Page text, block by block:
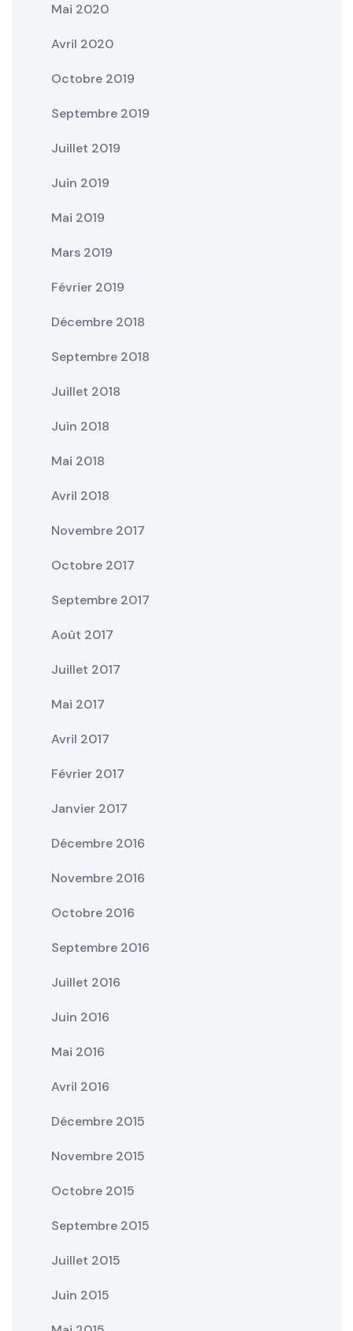
Mai 2020
Avril 2020
Octobre 2019
Septembre 2019
Juillet 2019
Juin 2019
Mai 2019
Mars 2019
Février 2019
Décembre 2018
Septembre 2018
Juillet 2018
Juin 2018
Mai 2018
Avril 2018
Novembre 2017
Octobre 2017
Septembre 2017
Août 2017
Juillet 2017
Mai 2017
Avril 2017
Février 2017
Janvier 2017
Décembre 2016
Novembre 2016
Octobre 2016
Septembre 2016
Juillet 2016
Juin 2016
Mai 2016
Avril 2016
Décembre 2015
Novembre 2015
Octobre 2015
Septembre 2015
Juillet 2015
Juin 2015